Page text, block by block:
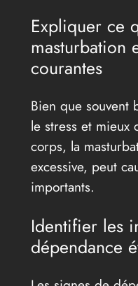
Expliquer ce
masturbation
courantes
Bien que
le stress et
corps, la
excessive, peut
importants.
Identifier les
dépendance